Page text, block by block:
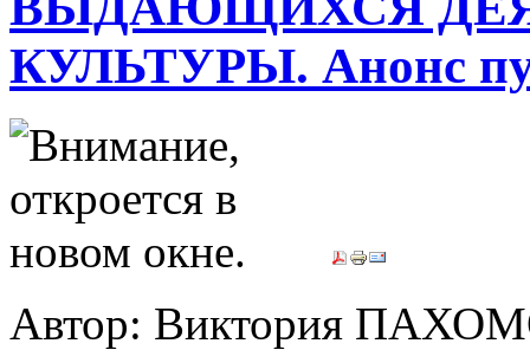
КУЛЬТУРЫ. Анонс
Автор: Виктория